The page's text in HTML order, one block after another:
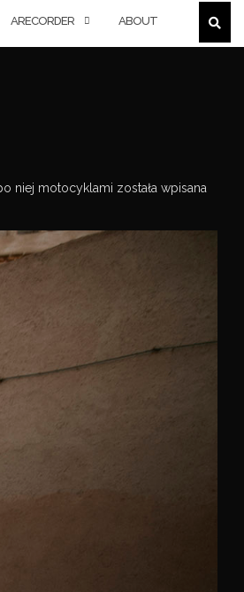
ARECORDER ABOUT
niej motocyklami została wpisana